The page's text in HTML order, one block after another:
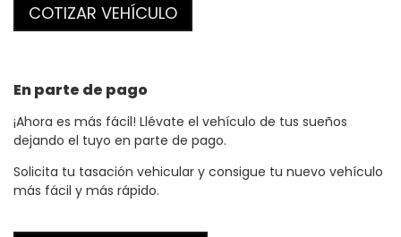
COTIZAR VEHÍCULO
En parte de pago
¡Ahora es más fácil! Llévate el vehículo de tus sueños
dejando el tuyo en parte de pago.
Solicita tu tasación vehicular y consigue tu nuevo vehículo
más fácil y más rápido.